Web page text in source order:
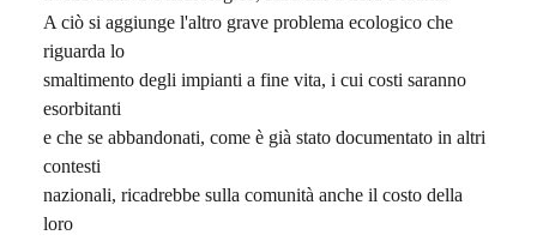
A ciò si aggiunge l'altro grave problema ecologico che
riguarda lo
smaltimento degli impianti a fine vita, i cui costi saranno
esorbitanti
e che se abbandonati, come è già stato documentato in altri
contesti
nazionali, ricadrebbe sulla comunità anche il costo della
loro